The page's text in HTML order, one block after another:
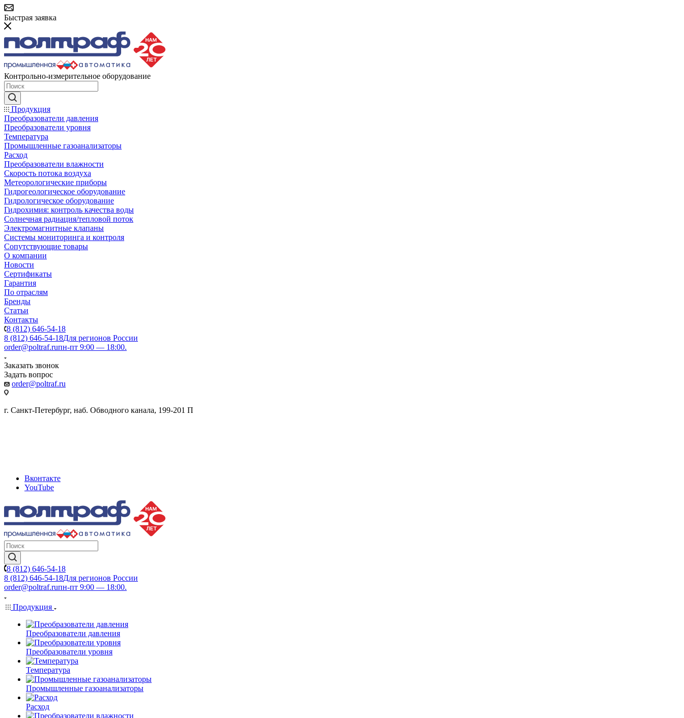
Быстрая заявка
Контрольно-измерительное оборудование
Продукция
Преобразователи давления
Преобразователи уровня
Температура
Промышленные газоанализаторы
Расход
Преобразователи влажности
Скорость потока воздуха
Метеорологические приборы
Гидрогеологическое оборудование
Гидрологическое оборудование
Гидрохимия: контроль качества воды
Солнечная радиация/тепловой поток
Электромагнитные клапаны
Системы мониторинга и контроля
Сопутствующие товары
О компании
Новости
Сертификаты
Гарантия
По отраслям
Бренды
Статьи
Контакты
8 (812) 646-54-18
8 (812) 646-54-18Для регионов России
order@poltraf.ruпн-пт 9:00 — 18:00.
Заказать звонок
Задать вопрос
order@poltraf.ru
г. Санкт-Петербург, наб. Обводного канала, 199-201 П
Вконтакте
YouTube
8 (812) 646-54-18
8 (812) 646-54-18Для регионов России
order@poltraf.ruпн-пт 9:00 — 18:00.
Продукция
Преобразователи давления
Преобразователи уровня
Температура
Промышленные газоанализаторы
Расход